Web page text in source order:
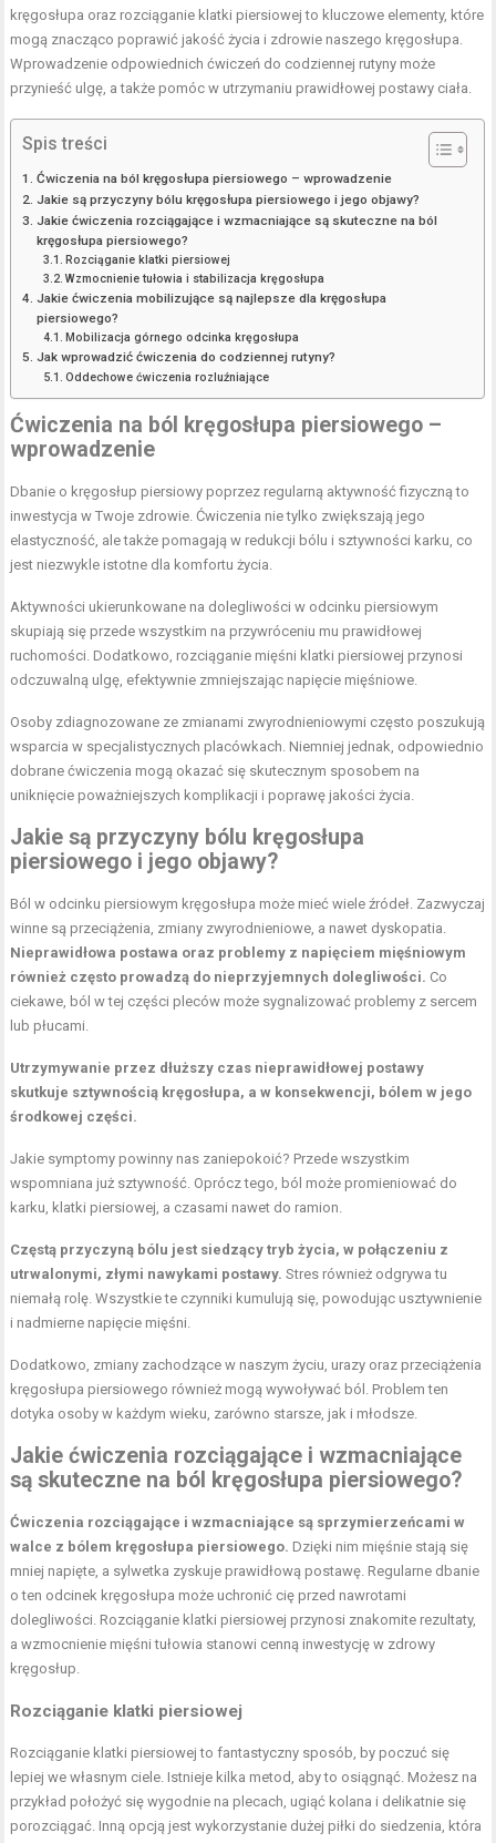
kręgosłupa oraz rozciąganie klatki piersiowej to kluczowe elementy, które
mogą znacząco poprawić jakość życia i zdrowie naszego kręgosłupa.
Wprowadzenie odpowiednich ćwiczeń do codziennej rutyny może
przynieść ulgę, a także pomóc w utrzymaniu prawidłowej postawy ciała.
Spis treści
Ćwiczenia na ból kręgosłupa piersiowego – wprowadzenie
Jakie są przyczyny bólu kręgosłupa piersiowego i jego objawy?
Jakie ćwiczenia rozciągające i wzmacniające są skuteczne na ból
kręgosłupa piersiowego?
Rozciąganie klatki piersiowej
Wzmocnienie tułowia i stabilizacja kręgosłupa
Jakie ćwiczenia mobilizujące są najlepsze dla kręgosłupa
piersiowego?
Mobilizacja górnego odcinka kręgosłupa
Jak wprowadzić ćwiczenia do codziennej rutyny?
Oddechowe ćwiczenia rozluźniające
Ćwiczenia na ból kręgosłupa piersiowego –
wprowadzenie
Dbanie o kręgosłup piersiowy poprzez regularną aktywność fizyczną to
inwestycja w Twoje zdrowie. Ćwiczenia nie tylko zwiększają jego
elastyczność, ale także pomagają w redukcji bólu i sztywności karku, co
jest niezwykle istotne dla komfortu życia.
Aktywności ukierunkowane na dolegliwości w odcinku piersiowym
skupiają się przede wszystkim na przywróceniu mu prawidłowej
ruchomości. Dodatkowo, rozciąganie mięśni klatki piersiowej przynosi
odczuwalną ulgę, efektywnie zmniejszając napięcie mięśniowe.
Osoby zdiagnozowane ze zmianami zwyrodnieniowymi często poszukują
wsparcia w specjalistycznych placówkach. Niemniej jednak, odpowiednio
dobrane ćwiczenia mogą okazać się skutecznym sposobem na
uniknięcie poważniejszych komplikacji i poprawę jakości życia.
Jakie są przyczyny bólu kręgosłupa
piersiowego i jego objawy?
Ból w odcinku piersiowym kręgosłupa może mieć wiele źródeł. Zazwyczaj
winne są przeciążenia, zmiany zwyrodnieniowe, a nawet dyskopatia.
Nieprawidłowa postawa oraz problemy z napięciem mięśniowym
również często prowadzą do nieprzyjemnych dolegliwości. Co
ciekawe, ból w tej części pleców może sygnalizować problemy z sercem
lub płucami.
Utrzymywanie przez dłuższy czas nieprawidłowej postawy
skutkuje sztywnością kręgosłupa, a w konsekwencji, bólem w jego
środkowej części.
Jakie symptomy powinny nas zaniepokoić? Przede wszystkim
wspomniana już sztywność. Oprócz tego, ból może promieniować do
karku, klatki piersiowej, a czasami nawet do ramion.
Częstą przyczyną bólu jest siedzący tryb życia, w połączeniu z
utrwalonymi, złymi nawykami postawy. Stres również odgrywa tu
niemałą rolę. Wszystkie te czynniki kumulują się, powodując usztywnienie
i nadmierne napięcie mięśni.
Dodatkowo, zmiany zachodzące w naszym życiu, urazy oraz przeciążenia
kręgosłupa piersiowego również mogą wywoływać ból. Problem ten
dotyka osoby w każdym wieku, zarówno starsze, jak i młodsze.
Jakie ćwiczenia rozciągające i wzmacniające
są skuteczne na ból kręgosłupa piersiowego?
Ćwiczenia rozciągające i wzmacniające są sprzymierzeńcami w
walce z bólem kręgosłupa piersiowego. Dzięki nim mięśnie stają się
mniej napięte, a sylwetka zyskuje prawidłową postawę. Regularne dbanie
o ten odcinek kręgosłupa może uchronić cię przed nawrotami
dolegliwości. Rozciąganie klatki piersiowej przynosi znakomite rezultaty,
a wzmocnienie mięśni tułowia stanowi cenną inwestycję w zdrowy
kręgosłup.
Rozciąganie klatki piersiowej
Rozciąganie klatki piersiowej to fantastyczny sposób, by poczuć się
lepiej we własnym ciele. Istnieje kilka metod, aby to osiągnąć. Możesz na
przykład położyć się wygodnie na plecach, ugiąć kolana i delikatnie się
porozciągać. Inną opcją jest wykorzystanie dużej piłki do siedzenia, która